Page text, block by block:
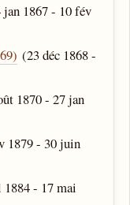
jan 1867 - 10 fév
(23 déc 1868 -
1870 - 27 jan
1879 - 30 juin
- 17 mai